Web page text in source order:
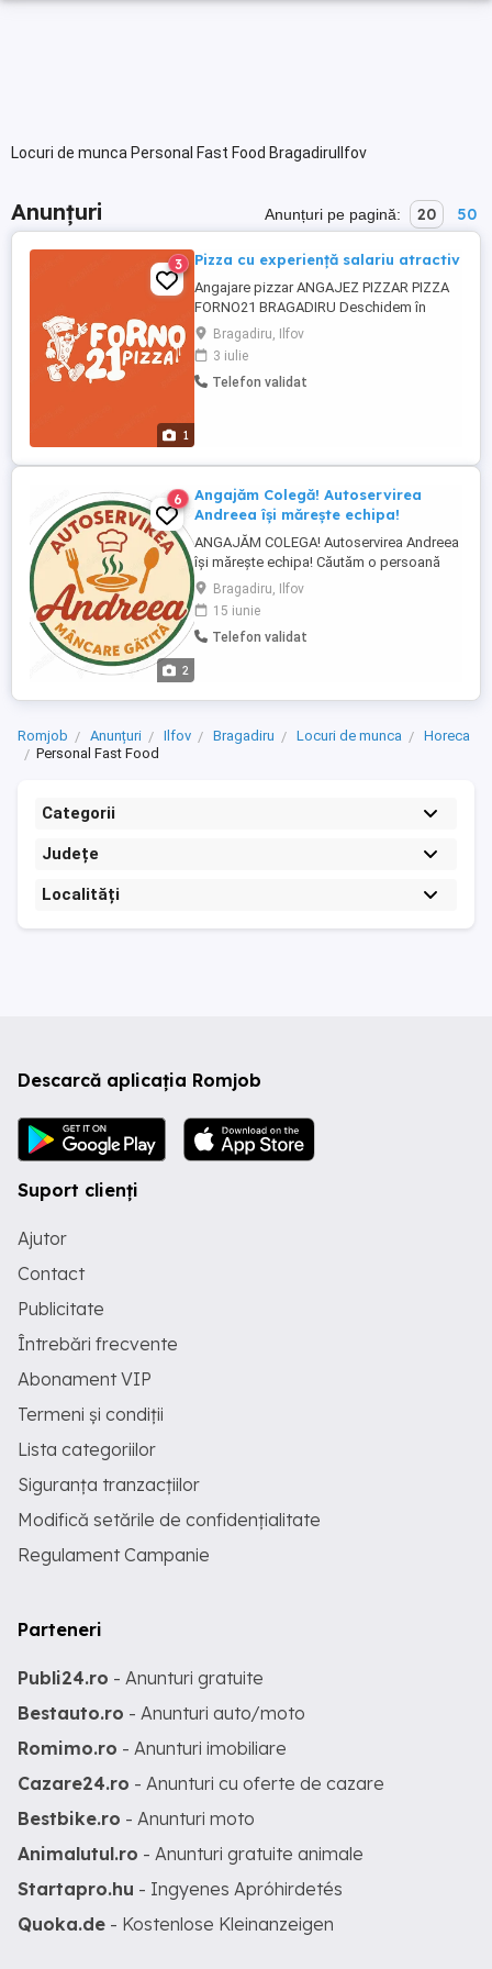
Locuri de munca Personal Fast Food BragadiruIlfov
Anunțuri Anunțuri pe pagină: 20 50
1
3 Pizza cu experiență salariu atractiv
Angajare pizzar ANGAJEZ PIZZAR PIZZA
FORNO21 BRAGADIRU Deschidem în
curând o pizzerie nouă în Bragadiru și
căutăm un pizzar serios, implicat și
pasionat de ceea ce face, pentru a crește
împreună încă de la început. Vom veni pe
Bragadiru, Ilfov
3 iulie
Telefon validat
2
6
Angajăm Colegă! Autoservirea
Andreea își mărește echipa!
ANGAJĂM COLEGA! Autoservirea Andreea
își mărește echipa! Căutăm o persoană
harnică, serioasă și responsabilă pentru
rolul de Lucrător Gestionare Spațiu și
Curățenie. Dacă ești o persoană
organizată și îți place ca totul să fie lună ,
Bragadiru, Ilfov
15 iunie
Telefon validat
Romjob Anunțuri Ilfov Bragadiru Locuri de munca
Horeca
Personal Fast Food
Categorii
Județe
Localități
Descarcă aplicația Romjob
Suport clienți
Ajutor
Contact
Publicitate
Întrebări frecvente
Abonament VIP
Termeni și condiții
Lista categoriilor
Siguranța tranzacțiilor
Modifică setările de confidențialitate
Regulament Campanie
Parteneri
Publi24.ro - Anunturi gratuite
Bestauto.ro - Anunturi auto/moto
Romimo.ro - Anunturi imobiliare
Cazare24.ro - Anunturi cu oferte de cazare
Bestbike.ro - Anunturi moto
Animalutul.ro - Anunturi gratuite animale
Startapro.hu - Ingyenes Apróhirdetés
Quoka.de - Kostenlose Kleinanzeigen